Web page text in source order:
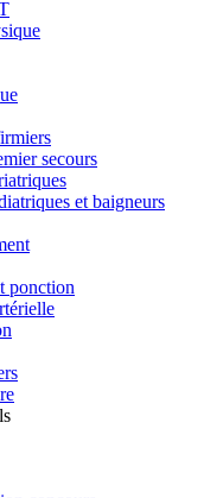
secours
et baigneurs
ponction